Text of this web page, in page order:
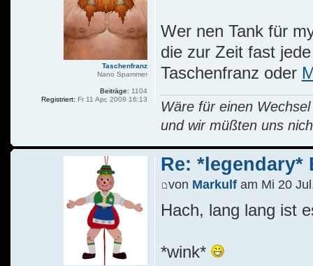
Wer nen Tank für
die zur Zeit fast
Taschenfranz oder
Wäre für einen
und wir müßten uns
Taschenfranz
Nano Spammer
Beiträge: 1104
Registriert: Fr 11 Apr, 2008 16:13
Re: *legendary*
von Markulfam Mi 20
Hach, lang lang ist
*wink*